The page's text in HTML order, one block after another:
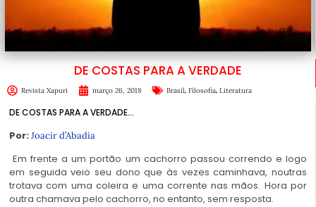
DE COSTAS PARA A VERDADE
Revista Xapuri março 26, 2018 Brasil, Filosofia, Literatura
DE COSTAS PARA A VERDADE…
Por: Joacir d’Abadia
Em frente a um portão um cachorro passou correndo e logo
em seguida veio seu dono que às vezes caminhava, noutras
trotava com uma coleira e uma corrente nas mãos. Hora por
outra chamava pelo cachorro, no entanto, sem resposta.